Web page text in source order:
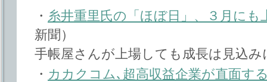
・ 糸井重里氏の「ほぼ日」、３月にも
新聞）
手帳屋さんが上場しても成長は見込
・ カカクコム､超高収益企業が直面す